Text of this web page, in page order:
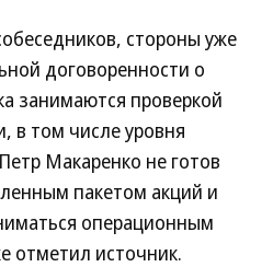
стороны уже
договоренности о
занимаются проверкой
в том числе уровня
Макаренко не готов
пакетом акций и
операционным
отметил источник.